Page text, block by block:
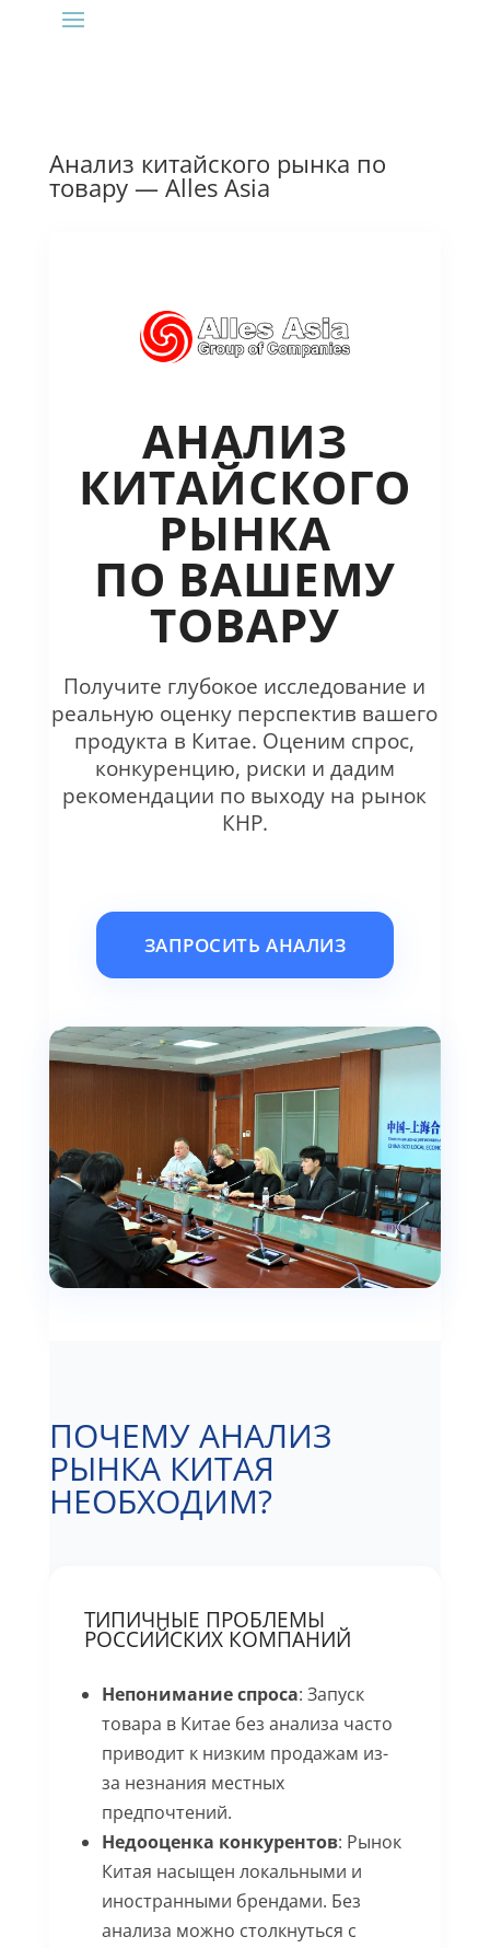
Анализ китайского рынка по
товару — Alles Asia
АНАЛИЗ
КИТАЙСКОГО
РЫНКА
ПО ВАШЕМУ
ТОВАРУ
Получите глубокое исследование и
реальную оценку перспектив вашего
продукта в Китае. Оценим спрос,
конкуренцию, риски и дадим
рекомендации по выходу на рынок
КНР.
ЗАПРОСИТЬ АНАЛИЗ
ПОЧЕМУ АНАЛИЗ
РЫНКА КИТАЯ
НЕОБХОДИМ?
ТИПИЧНЫЕ ПРОБЛЕМЫ
РОССИЙСКИХ КОМПАНИЙ
Непонимание спроса: Запуск
товара в Китае без анализа часто
приводит к низким продажам из-
за незнания местных
предпочтений.
Недооценка конкурентов: Рынок
Китая насыщен локальными и
иностранными брендами. Без
анализа можно столкнуться с